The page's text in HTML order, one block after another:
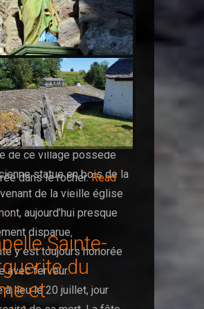
qui s’appelle
Marine, est la patronne
de Nadrin. L’église
de ce village possède
statue en bois de la
de la vieille église
aujourd’hui presque
disparue.
y est toujours honorée
avec ferveur.
à lieu le 20 juillet, jour
Wilkin
dans le rocher. Read
Sainte-
du
et